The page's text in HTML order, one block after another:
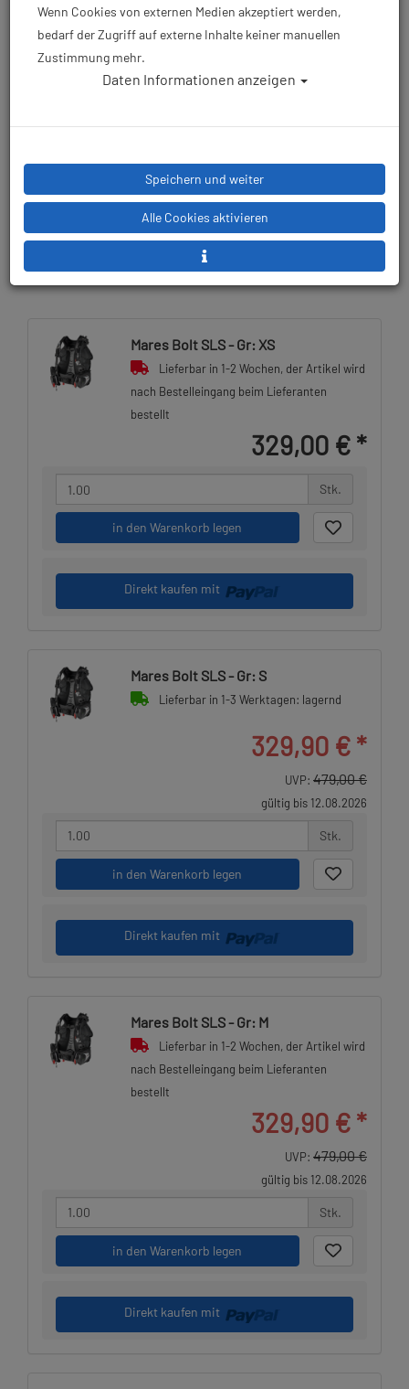
ab329,00 €*
Mares Bolt SLS - Gr: XS
Lieferbar in 1-2 Wochen, der Artikel wird
nach Bestelleingang beim Lieferanten
bestellt
329,00 € *
Stk.
in den Warenkorb legen
Direkt kaufen mit
Mares Bolt SLS - Gr: S
Lieferbar in 1-3 Werktagen: lagernd
329,90 € *
UVP: 479,00 €
gültig bis 12.08.2026
Stk.
in den Warenkorb legen
Direkt kaufen mit
Mares Bolt SLS - Gr: M
Lieferbar in 1-2 Wochen, der Artikel wird
nach Bestelleingang beim Lieferanten
bestellt
329,90 € *
UVP: 479,00 €
gültig bis 12.08.2026
Stk.
in den Warenkorb legen
Direkt kaufen mit
Wenn Cookies von externen Medien akzeptiert werden,
bedarf der Zugriff auf externe Inhalte keiner manuellen
Zustimmung mehr.
Daten Informationen anzeigen
Speichern und weiter
Alle Cookies aktivieren